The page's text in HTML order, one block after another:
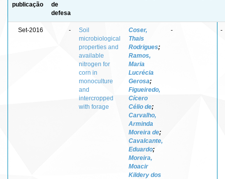
publicação
de
defesa
Set-2016 -
Soil
microbiological
properties and
available
nitrogen for
corn in
monoculture
and
intercropped
with forage
Coser,
Thais
Rodrigues;
Ramos,
Maria
Lucrécia
Gerosa;
Figueiredo,
Cícero
Célio de;
Carvalho,
Arminda
Moreira de;
Cavalcante,
Eduardo;
Moreira,
Moacir
Kildery dos
- -